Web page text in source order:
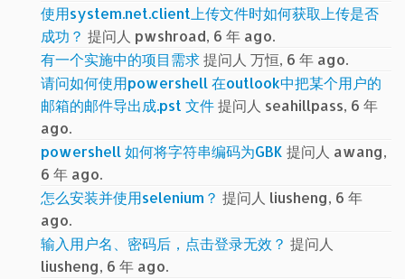
使用system.net.client上传文件时如何获取上传是否
成功？ 提问人 pwshroad, 6 年 ago.
有一个实施中的项目需求提问人 万恒, 6 年 ago.
请问如何使用powershell 在outlook中把某个用户的
邮箱的邮件导出成.pst 文件提问人 seahillpass, 6 年
ago.
powershell 如何将字符串编码为GBK 提问人 awang,
6 年 ago.
怎么安装并使用selenium？ 提问人 liusheng, 6 年
ago.
输入用户名、密码后，点击登录无效？ 提问人
liusheng, 6 年 ago.